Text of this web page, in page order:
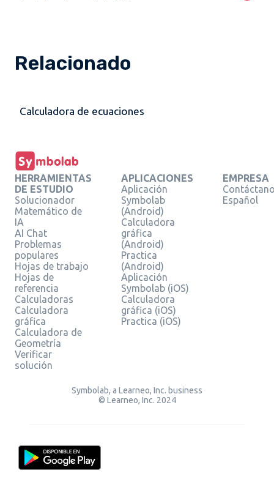
Relacionado
Calculadora de ecuaciones
HERRAMIENTAS
DE ESTUDIO
Solucionador
Matemático de
IA
AI Chat
Problemas
populares
Hojas de trabajo
Hojas de
referencia
Calculadoras
Calculadora
gráfica
Calculadora de
Geometría
Verificar
solución
APLICACIONES
Aplicación
Symbolab
(Android)
Calculadora
gráfica
(Android)
Practica
(Android)
Aplicación
Symbolab (iOS)
Calculadora
gráfica (iOS)
Practica (iOS)
EMPRESA
Español
Symbolab, a Learneo, Inc. business
© Learneo, Inc. 2024